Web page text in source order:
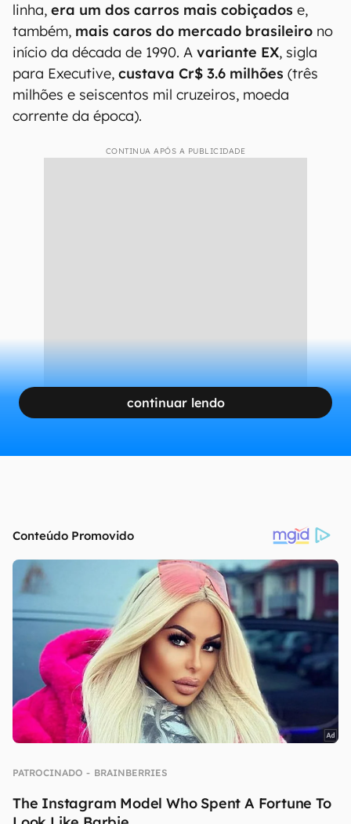
linha, era um dos carros mais cobiçados e,
também, mais caros do mercado brasileiro no
início da década de 1990. A variante EX, sigla
para Executive, custava Cr$ 3.6 milhões (três
milhões e seiscentos mil cruzeiros, moeda
corrente da época).
CONTINUA APÓS A PUBLICIDADE
continuar lendo